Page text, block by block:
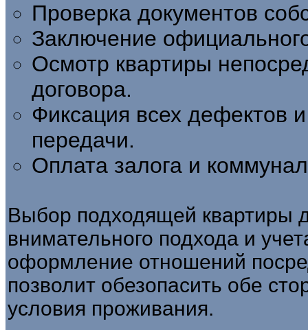
Проверка документов
Заключение
Осмотр квартиры
договора.
Фиксация всех дефектов
передачи.
Оплата залога и
Выбор подходящей квартиры
внимательного подхода и
оформление отношений
позволит обезопасить обе
условия проживания.